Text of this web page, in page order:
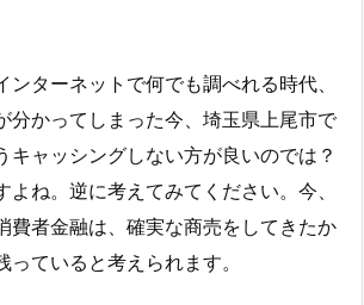
ンターネットで何でも調べれる時代、
分かってしまった今、埼玉県上尾市で
キャッシングしない方が良いのでは？
よね。逆に考えてみてください。今、
費者金融は、確実な商売をしてきたか
っていると考えられます。